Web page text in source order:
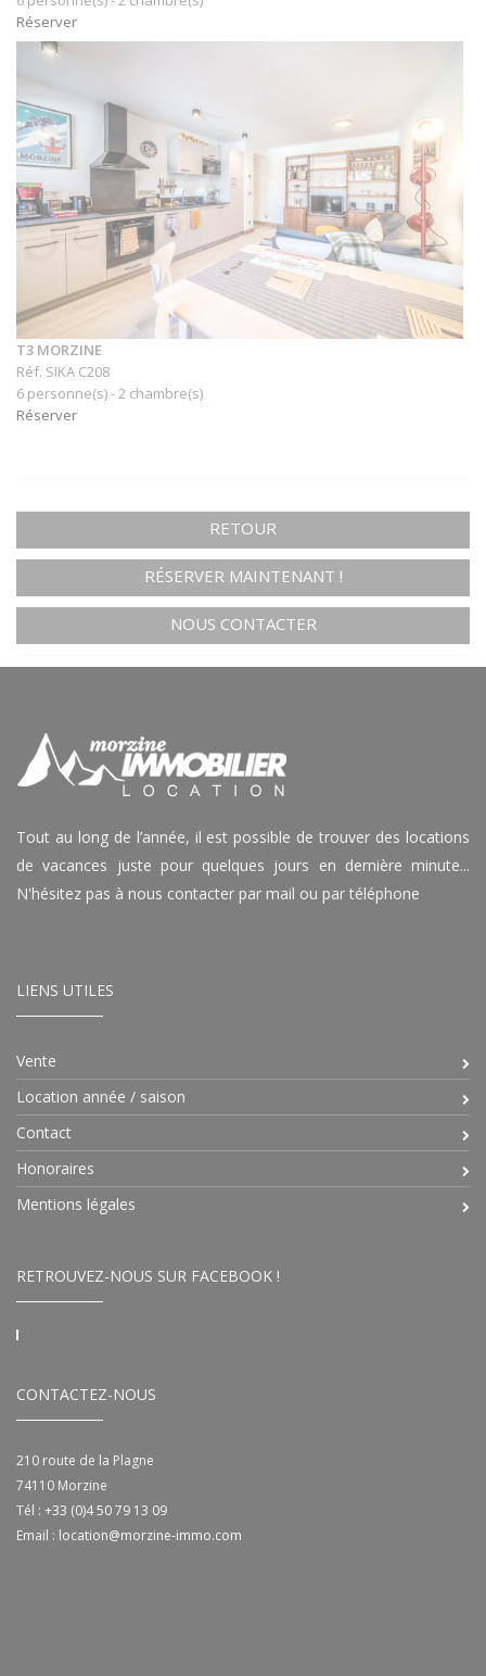
Réserver
T3 MORZINE
Réf. SIKA C208
6 personne(s) - 2 chambre(s)
Réserver
RETOUR
RÉSERVER MAINTENANT !
NOUS CONTACTER
Tout au long de l’année, il est possible de trouver des locations
de vacances juste pour quelques jours en dernière minute...
N'hésitez pas à nous contacter par mail ou par téléphone
LIENS UTILES
Vente
Location année / saison
Contact
Honoraires
Mentions légales
RETROUVEZ-NOUS SUR FACEBOOK !
CONTACTEZ-NOUS
210 route de la Plagne
74110 Morzine
Tél : +33 (0)4 50 79 13 09
Email : location@morzine-immo.com